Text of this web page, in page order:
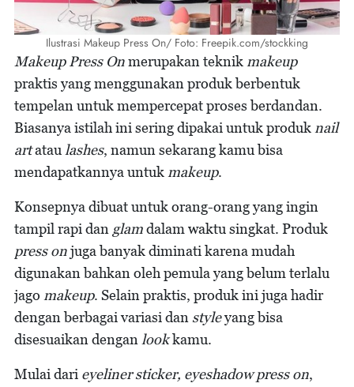
Ilustrasi Makeup Press On/ Foto: Freepik.com/stockking
Makeup Press Onmerupakan teknikmakeup
praktis yang menggunakan produk berbentuk
tempelan untuk mempercepat proses berdandan.
Biasanya istilah ini sering dipakai untuk produknail
artataulashes, namun sekarang kamu bisa
mendapatkannya untukmakeup.
Konsepnya dibuat untuk orang-orang yang ingin
tampil rapi dan glamdalam waktu singkat. Produk
press onjuga banyak diminati karena mudah
digunakan bahkan oleh pemula yang belum terlalu
jago makeup. Selain praktis, produk ini juga hadir
dengan berbagai variasi danstyleyang bisa
disesuaikan denganlookkamu.
Mulai dari eyeliner sticker, eyeshadow press on,